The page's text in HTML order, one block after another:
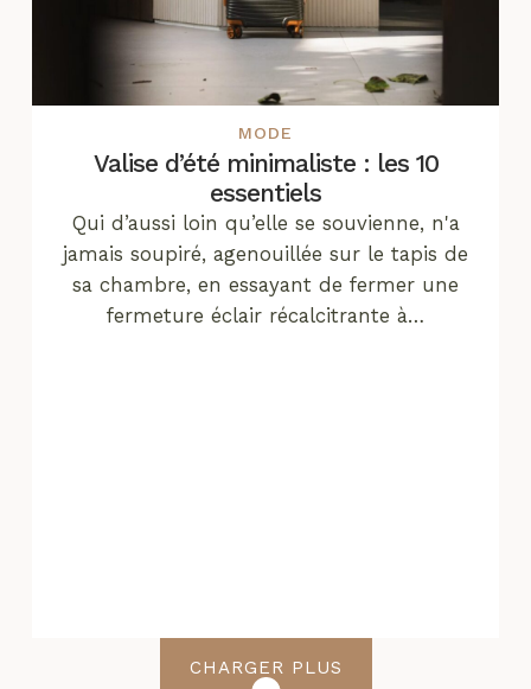
MODE
Valise d’été minimaliste : les 10
essentiels
Qui d’aussi loin qu’elle se souvienne, n'a
jamais soupiré, agenouillée sur le tapis de
sa chambre, en essayant de fermer une
fermeture éclair récalcitrante à…
CHARGER PLUS